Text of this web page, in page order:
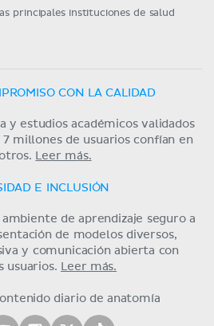
principales instituciones de salud
CON LA CALIDAD
y estudios académicos validados
millones de usuarios confían en
Leer más.
E INCLUSIÓN
de aprendizaje seguro a
de modelos diversos,
y comunicación abierta con
usuarios.
Leer más.
diario de anatomía